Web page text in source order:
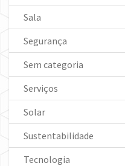
Sala
Segurança
Sem categoria
Serviços
Solar
Sustentabilidade
Tecnologia